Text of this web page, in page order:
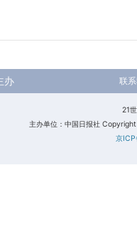
办 联
21
主办单位：中国日报社
京